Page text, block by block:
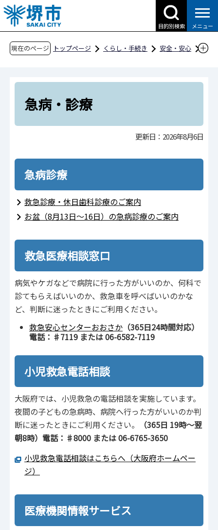
こ
の
ペ
目的別検索 メニュー
現在のページ トップページ くらし・手続き
安全・安心
急病・診療
更新日：2026年8月6日
急病診療
救急診療・休日歯科診療のご案内
お盆（8月13日～16日）の急病診療のご案内
救急医療相談窓口
病気やケガなどで病院に行った方がいいのか、何科で
診てもらえばいいのか、救急車を呼べばいいのかな
ど、判断に迷ったときにご利用ください。
救急安心センターおおさか （365日24時間対応）
電話：♯7119 または 06-6582-7119
小児救急電話相談
大阪府では、小児救急の電話相談を実施しています。
夜間の子どもの急病時、病院へ行った方がいいのか判
断に迷ったときにご利用ください。
（365日 19時～翌
朝8時）電話：♯8000 または 06-6765-3650
小児救急電話相談はこちらへ（大阪府ホームペー
ジ）
医療機関情報サービス